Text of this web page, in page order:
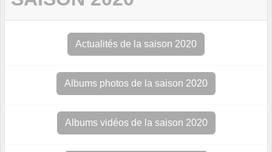
Actualités de la saison 2020
Albums photos de la saison 2020
Albums vidéos de la saison 2020